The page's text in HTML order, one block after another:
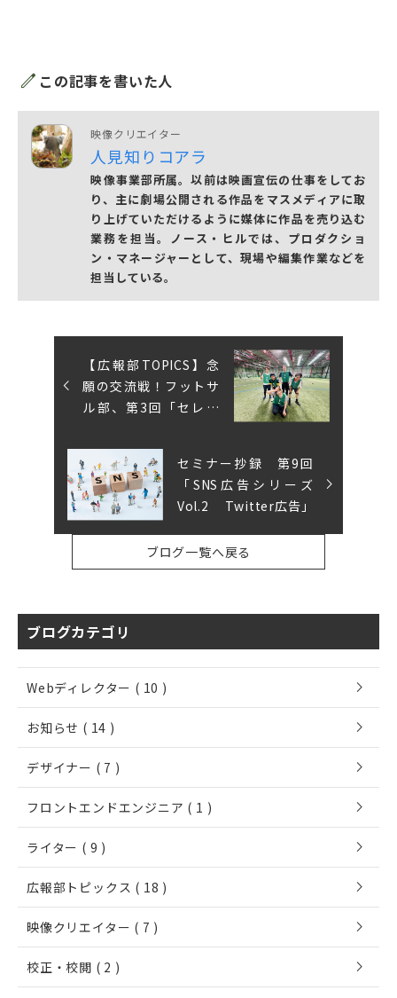
edit この記事を書いた人
映像クリエイター
人見知りコアラ
映像事業部所属。以前は映画宣伝の仕事をしてお
り、主に劇場公開される作品をマスメディアに取
り上げていただけるように媒体に作品を売り込む
業務を担当。ノース・ヒルでは、プロダクショ
ン・マネージャーとして、現場や編集作業などを
担当している。
【広報部TOPICS】念
願の交流戦！フットサ
ル部、第3回「セレッ
セミナー抄録 第9回
「SNS広告シリーズ
Vol.2 Twitter広告」
ブログ一覧へ戻る
ブログカテゴリ
Webディレクター ( 10 ) chevron_right
お知らせ ( 14 ) chevron_right
デザイナー ( 7 ) chevron_right
フロントエンドエンジニア ( 1 ) chevron_right
ライター ( 9 ) chevron_right
広報部トピックス ( 18 ) chevron_right
映像クリエイター ( 7 ) chevron_right
校正・校閲 ( 2 ) chevron_right